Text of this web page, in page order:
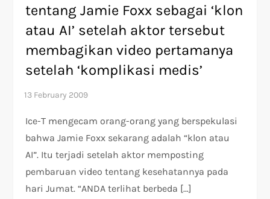
tentang Jamie Foxx sebagai ‘klon
atau AI’ setelah aktor tersebut
membagikan video pertamanya
setelah ‘komplikasi medis’
Ice-T mengecam orang-orang yang berspekulasi
bahwa Jamie Foxx sekarang adalah “klon atau
AI”. Itu terjadi setelah aktor memposting
pembaruan video tentang kesehatannya pada
hari Jumat. “ANDA terlihat berbeda […]